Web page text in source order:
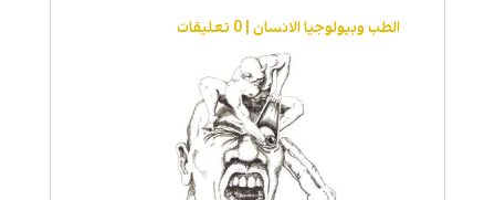
الطب وبيولوجيا الانسان| 0 تعليقات